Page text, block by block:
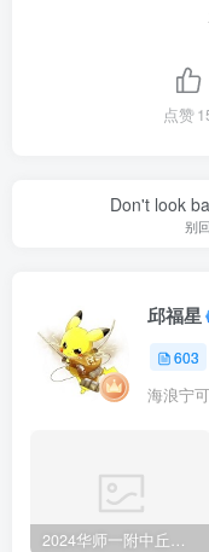
点赞
Don't look
别
邱福星
603
海浪宁
2024华师一附中丘班游园考试真题